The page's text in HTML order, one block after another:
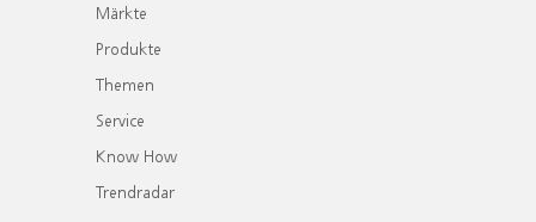
Märkte
Produkte
Themen
Service
Know How
Trendradar